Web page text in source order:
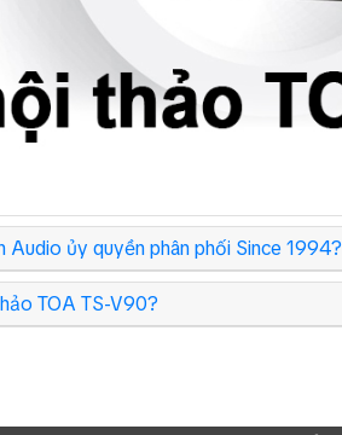
Audio ủy quyền phân phối Since 1994?
TOA TS-V90?